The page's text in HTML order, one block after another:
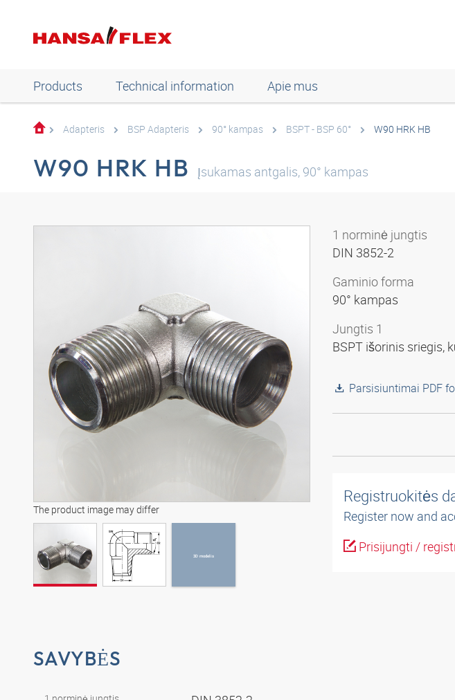
Products Technical information Apie mus
Adapteris BSP Adapteris 90° kampas BSPT - BSP 60° W90 HRK HB
W90 HRK HB Įsukamas antgalis, 90° kampas
The product image may differ
3D modelis
3D modelis
1 norminė jungtis
DIN 3852-2
Gaminio forma
90° kampas
Jungtis 1
BSPT išorinis sriegis,
Parsisiuntimai PDF
Registruokitės
Register now and
Prisijungti /
SAVYBĖS